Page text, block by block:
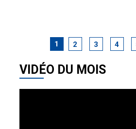
1 2 3 4
VIDÉO DU MOIS